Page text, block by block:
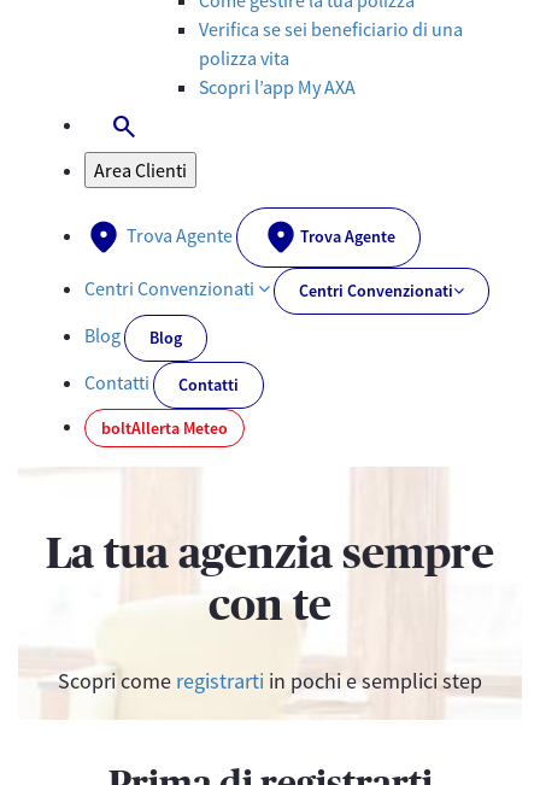
Verifica se sei beneficiario di una
polizza vita
Scopri l’app My AXA
searchApri-Chiudi Barra di ricerca
Area Clienti
Trova Agente Trova Agente
Centri Convenzionati Centri Convenzionati
Blog Blog
Contatti
Contatti
boltAllerta Meteo
La tua agenzia sempre
con te
Scopri come registrarti in pochi e semplici step